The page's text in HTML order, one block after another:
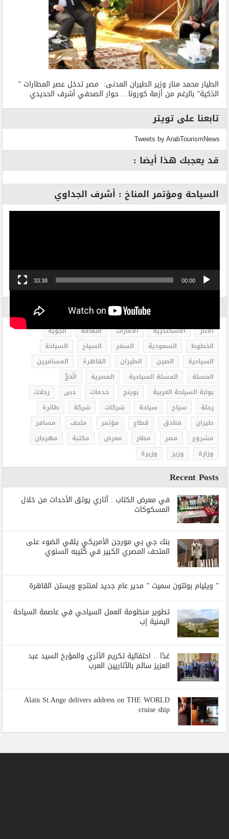
الطيار محمد منار وزير الطيران المدنى: مصر تدخل عصر المطارات ”
الذكية” بالرغم من أزمة كورونا… حوار الصحفي أشرف الحديدي
تابعنا على تويتر
Tweets by ArabTourismNews
قد يعجبك هذا أيضا :
السياحة ومؤتمر المناخ : أشرف الجداوي
00:00
33:38
الاثار الاسكندرية الامارات الثقافة
الجوية
الخطوط
السعودية السفر السياح
السياحة
السياحية
الصين الطيران القاهرة
المسافرين
المسلة
المسلة السياحية المصرية
الْحَجُّ
بوابة السياحة العربية
بوينج خدمات دبى
رحلات
رحلة
سياح سياحة شركات شركة
طائرة
طيران
فنادق قطاع مؤتمر متحف
مسافر
مشروع
مصر مطار معرض مكتبة
مهرجان
وزارة
وزير وزيرة
Recent Posts
في معرض الكتاب : آثاري يوثق الأحداث من خلال
المسكوكات
بنك جي بي مورجن الأمريكي يلقي الضوء على
المتحف المصري الكبير في كُتيبه السنوي
” ويليام بولتون سميث ” مدير عام جديد لمنتجع ويستن القاهرة
تطوير منظومة العمل السياحي في عاصمة السياحة
اليمنية إب
غدًا .. احتفالية تكريم الأثري والمؤرخ السيد عبد
العزيز سالم بالآثاريين العرب
Alain St.Ange delivers address on THE WORLD
cruise ship